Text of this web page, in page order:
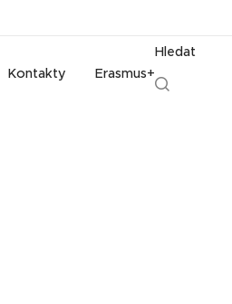
Kontakty Erasmus+
Hledat